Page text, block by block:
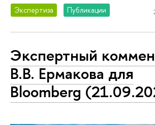
Экспертиза Публикации
Экспертный
В.В. Ермакова для
Bloomberg